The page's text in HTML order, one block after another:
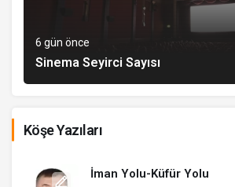
6 gün önce
Sinema Seyirci Sayısı
Köşe Yazıları
İman Yolu-Küfür Yolu